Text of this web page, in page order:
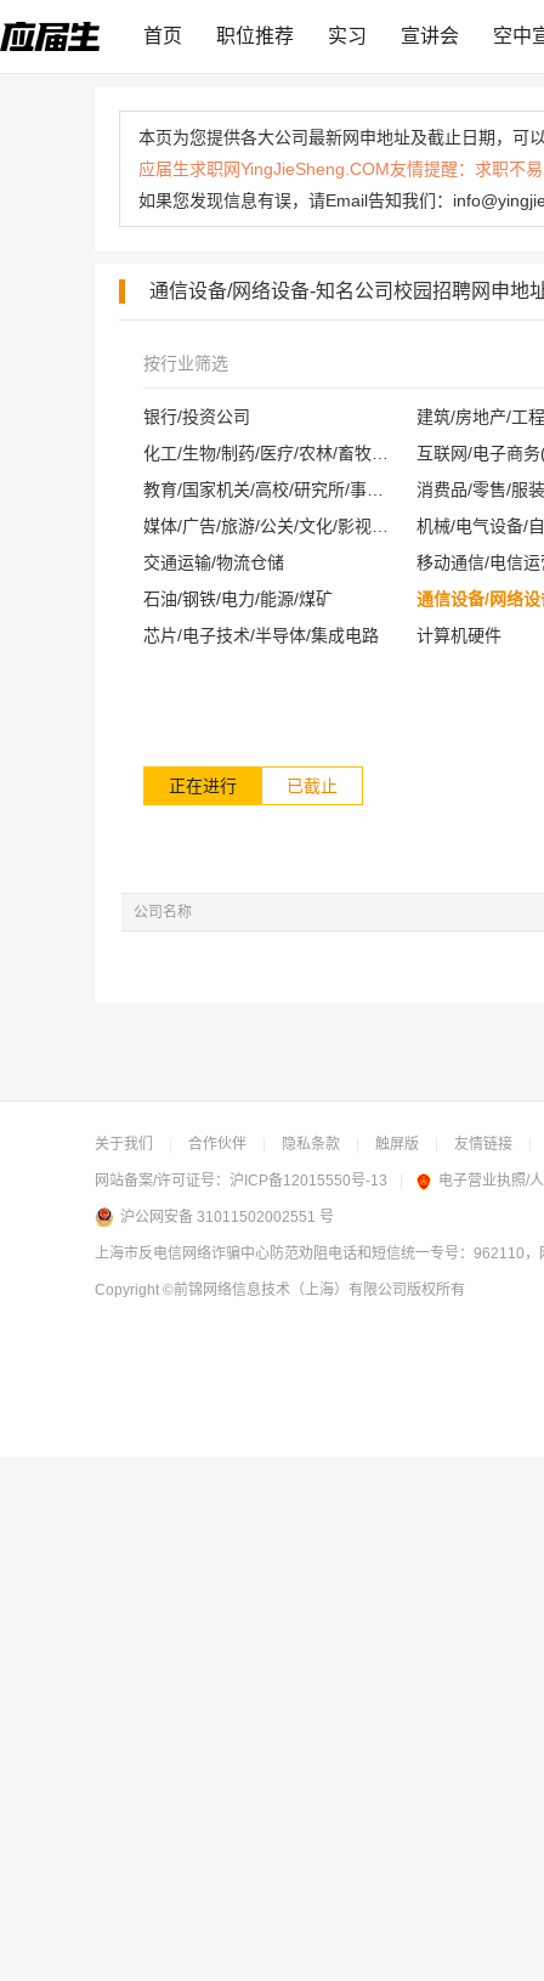
首页 职位推荐 实习 宣讲会 空中
本页为您提供各大公司最新网申地址及截止日期，可
应届生求职网YingJieSheng.COM友情提醒：求职不
如果您发现信息有误，请Email告知我们：
通信设备/网络设备-知名公司校园招聘网申地
按行业筛选
银行/投资公司
建筑/房地产/工
消费品/零售/服
机械/电气设备/
交通运输/物流仓储
移动通信/电信
石油/钢铁/电力/能源/煤矿
通信设备/网络设
芯片/电子技术/半导体/集成电路
计算机硬件
正在进行 已截止
公司名称
关于我们 合作伙伴 隐私条款 触屏版 友情链接
网站备案/许可证号： 沪ICP备12015550号-13 电子营业执照/
沪公网安备 31011502002551 号
上海市反电信网络诈骗中心防范劝阻电话和短信统一专号：962110
Copyright ©前锦网络信息技术（上海）有限公司 版权所有